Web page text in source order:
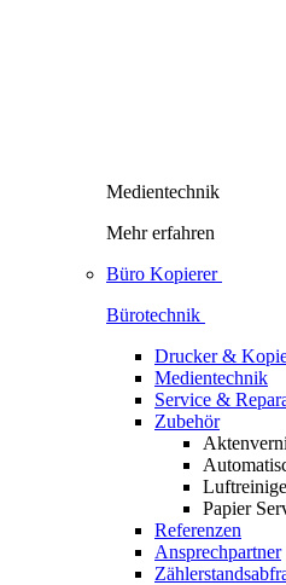
Medientechnik
Mehr erfahren
Büro Kopierer
Bürotechnik
Drucker &
Medientechnik
Service &
Zubehör
Papier
Referenzen
Ansprechpartner